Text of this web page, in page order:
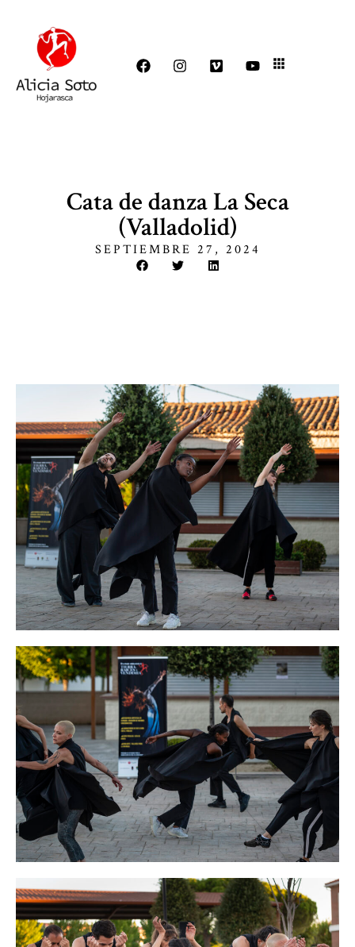
Cata de danza La Seca
(Valladolid)
SEPTIEMBRE 27, 2024